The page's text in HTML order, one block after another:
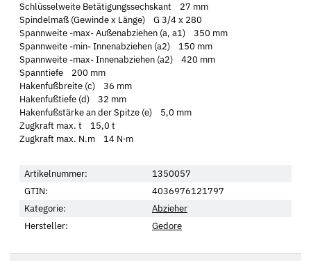
Schlüsselweite Betätigungssechskant 27 mm
Spindelmaß (Gewinde x Länge) G 3/4 x 280
Spannweite -max- Außenabziehen (a, a1) 350 mm
Spannweite -min- Innenabziehen (a2) 150 mm
Spannweite -max- Innenabziehen (a2) 420 mm
Spanntiefe 200 mm
Hakenfußbreite (c) 36 mm
Hakenfußtiefe (d) 32 mm
Hakenfußstärke an der Spitze (e) 5,0 mm
Zugkraft max. t 15,0 t
Zugkraft max. N.m 14 N·m
Artikelnummer:
1350057
GTIN:
4036976121797
Kategorie:
Abzieher
Hersteller:
Gedore